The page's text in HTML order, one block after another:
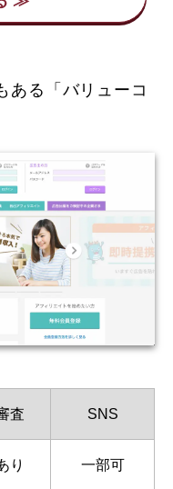
ある「バリューコ
査 SNS
り 一部可